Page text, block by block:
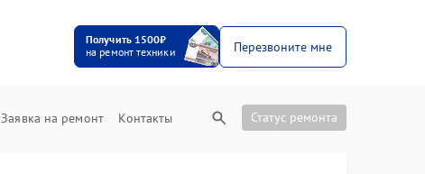
Получить 1500₽
на ремонт техники
Перезвоните мне
Заявка на ремонт Контакты Статус ремонта